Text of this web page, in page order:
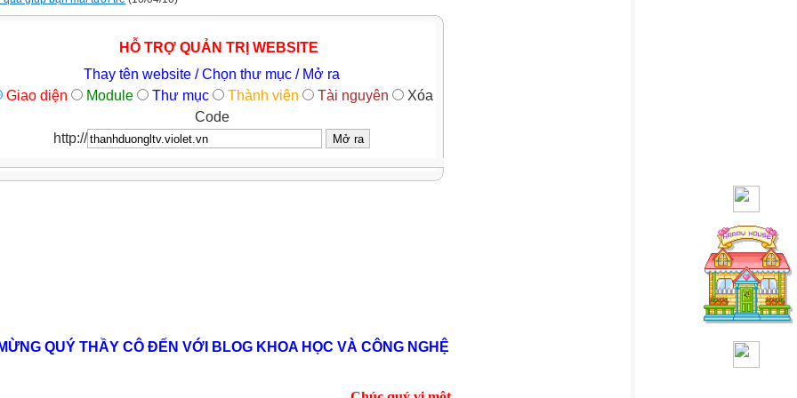
HỖ TRỢ QUẢN TRỊ WEBSITE
Thay tên website / Chọn thư mục / Mở ra
Giao diện
Module Thư mục Thành viên Tài nguyên
Xóa
Code
http://
QUÝ THẦY CÔ ĐẾN VỚI BLOG KHOA HỌC VÀ CÔNG NGHỆ